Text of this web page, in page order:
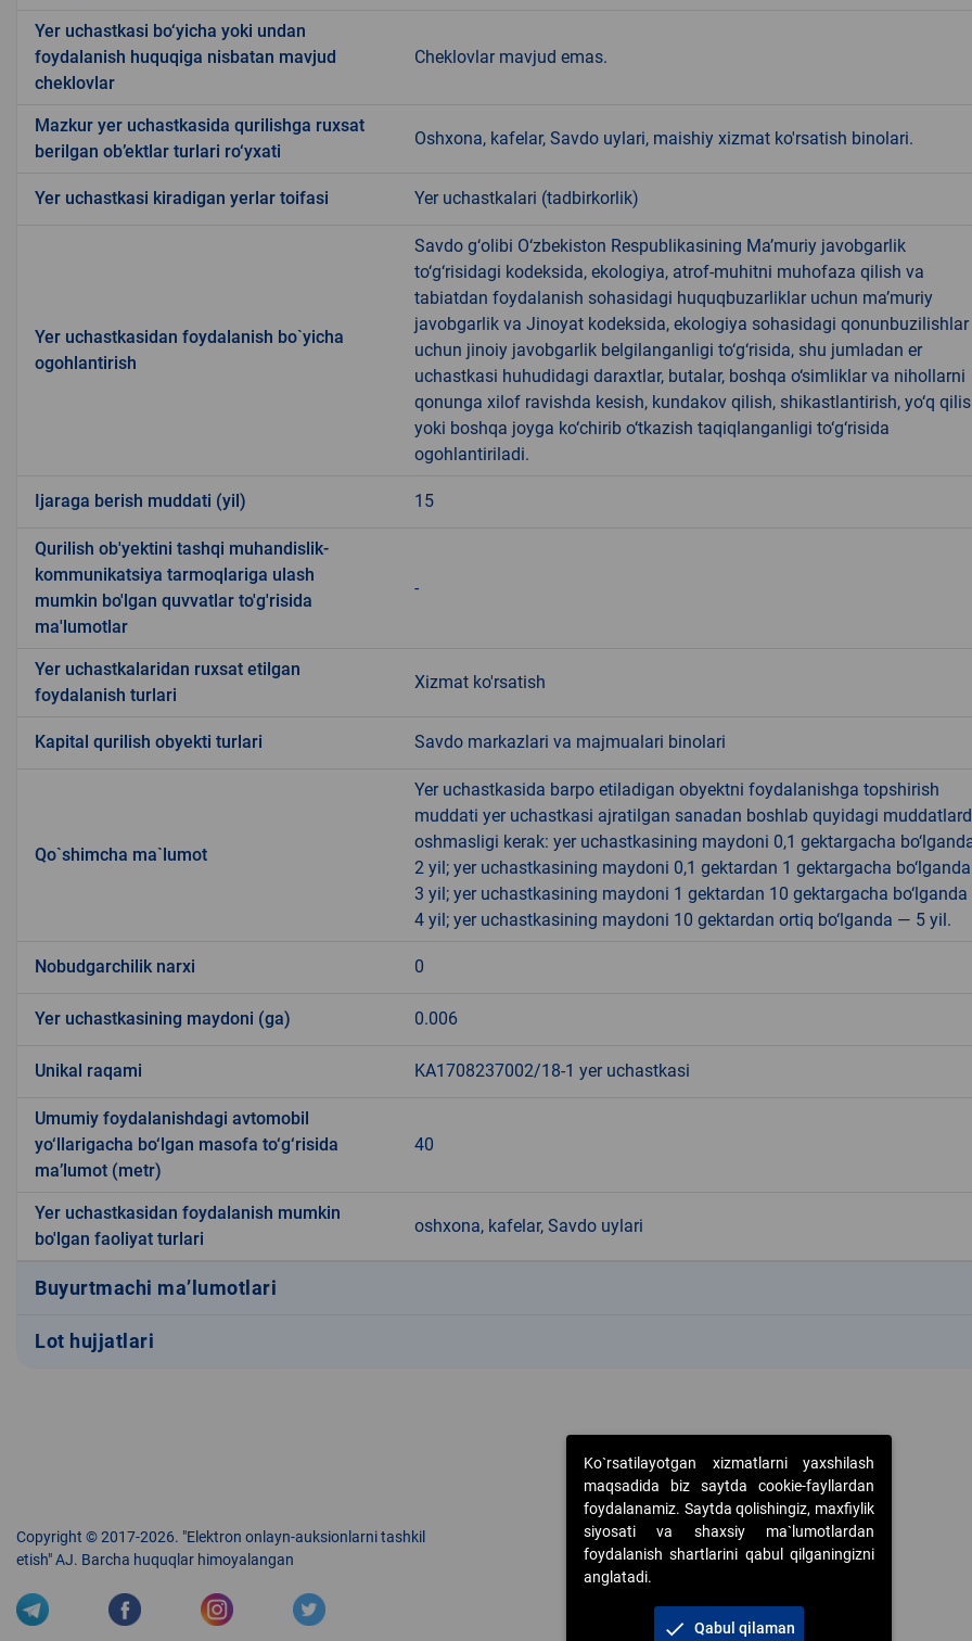
Yer uchastkasi bo‘yicha yoki undan
foydalanish huquqiga nisbatan mavjud
cheklovlar
Cheklovlar mavjud emas.
Mazkur yer uchastkasida qurilishga ruxsat
berilgan ob’ektlar turlari ro‘yxati
Oshxona, kafelar, Savdo uylari, maishiy xizmat ko'rsatish binolari.
Yer uchastkasi kiradigan yerlar toifasi Yer uchastkalari (tadbirkorlik)
Yer uchastkasidan foydalanish bo`yicha
ogohlantirish
Savdo g‘olibi O‘zbekiston Respublikasining Ma’muriy javobgarlik
to‘g‘risidagi kodeksida, ekologiya, atrof-muhitni muhofaza qilish va
tabiatdan foydalanish sohasidagi huquqbuzarliklar uchun ma’muriy
javobgarlik va Jinoyat kodeksida, ekologiya sohasidagi qonunbuzilishlar
uchun jinoiy javobgarlik belgilanganligi to‘g‘risida, shu jumladan er
uchastkasi huhudidagi daraxtlar, butalar, boshqa o‘simliklar va nihollarni
qonunga xilof ravishda kesish, kundakov qilish, shikastlantirish, yo‘q
yoki boshqa joyga ko‘chirib o‘tkazish taqiqlanganligi to‘g‘risida
ogohlantiriladi.
Ijaraga berish muddati (yil) 15
Qurilish ob'yektini tashqi muhandislik-
kommunikatsiya tarmoqlariga ulash
mumkin bo'lgan quvvatlar to'g'risida
ma'lumotlar
-
Yer uchastkalaridan ruxsat etilgan
foydalanish turlari
Xizmat ko'rsatish
Kapital qurilish obyekti turlari Savdo markazlari va majmualari binolari
Qo`shimcha ma`lumot
Yer uchastkasida barpo etiladigan obyektni foydalanishga topshirish
muddati yer uchastkasi ajratilgan sanadan boshlab quyidagi
oshmasligi kerak: yer uchastkasining maydoni 0,1 gektargacha
2 yil; yer uchastkasining maydoni 0,1 gektardan 1 gektargacha
3 yil; yer uchastkasining maydoni 1 gektardan 10 gektargacha
4 yil; yer uchastkasining maydoni 10 gektardan ortiq bo‘lganda — 5 yil.
Nobudgarchilik narxi 0
Yer uchastkasining maydoni (ga) 0.006
Unikal raqami KA1708237002/18-1 yer uchastkasi
Umumiy foydalanishdagi avtomobil
yo‘llarigacha bo‘lgan masofa to‘g‘risida
ma’lumot (metr)
40
Yer uchastkasidan foydalanish mumkin
bo'lgan faoliyat turlari
oshxona, kafelar, Savdo uylari
Buyurtmachi ma’lumotlari
Lot hujjatlari
Copyright © 2017-2026. "Elektron onlayn-auksionlarni tashkil
etish" AJ. Barcha huquqlar himoyalangan
Ko`rsatilayotgan xizmatlarni yaxshilash
maqsadida biz saytda cookie-fayllardan
foydalanamiz. Saytda qolishingiz, maxfiylik
siyosati va shaxsiy ma`lumotlardan
foydalanish shartlarini qabul qilganingizni
anglatadi.
check Qabul qilaman